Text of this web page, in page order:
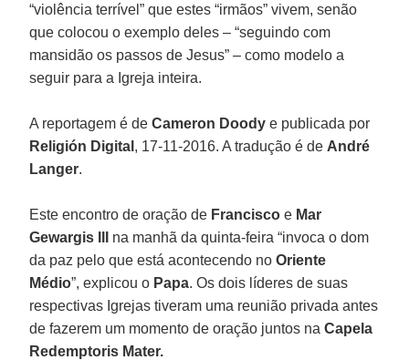
“violência terrível” que estes “irmãos” vivem, senão
que colocou o exemplo deles – “seguindo com
mansidão os passos de Jesus” – como modelo a
seguir para a Igreja inteira.
A reportagem é deCameron Doody e publicada por
Religión Digital , 17-11-2016. A tradução é de André
Langer.
Este encontro de oração de Francisco e Mar
Gewargis III
na manhã da quinta-feira “invoca o dom
da paz pelo que está acontecendo noOriente
Médio”, explicou o Papa. Os dois líderes de suas
respectivas Igrejas tiveram uma reunião privada antes
de fazerem um momento de oração juntos naCapela
Redemptoris Mater.